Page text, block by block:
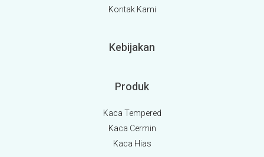
Kontak Kami
Kebijakan
Produk
Kaca Tempered
Kaca Cermin
Kaca Hias